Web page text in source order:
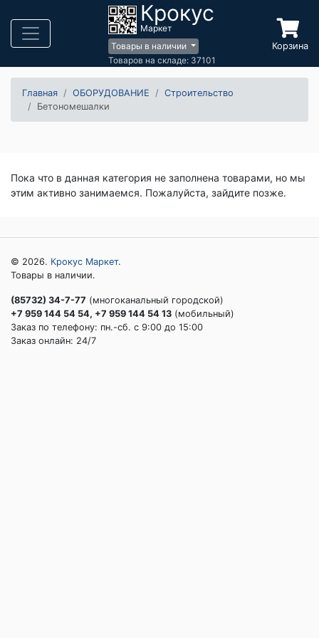
Крокус
Маркет
Товары в наличии
Товаров на складе: 37101
Корзина
Главная ОБОРУДОВАНИЕ
Строительство
Бетономешалки
Пока что в данная категория не заполнена товарами, но мы
этим активно занимаемся. Пожалуйста, зайдите позже.
© 2026. Крокус Маркет.
Товары в наличии.
(85732) 34-7-77 (многоканальный городской)
+7 959 144 54 54, +7 959 144 54 13 (мобильный)
Заказ по телефону: пн.-сб. c 9:00 до 15:00
Заказ онлайн: 24/7